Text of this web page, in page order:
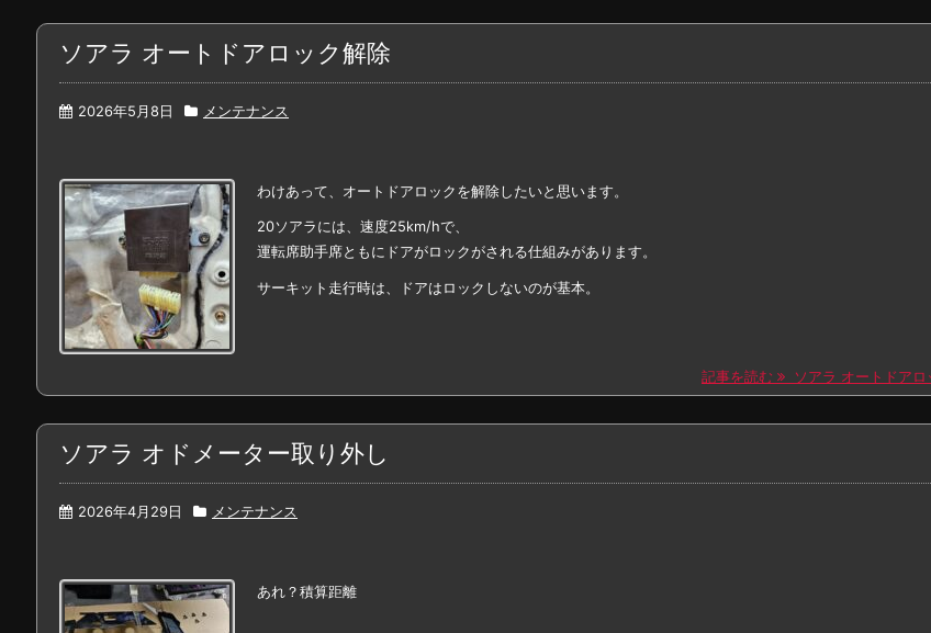
ソアラ オートドアロック解除
2026年5月8日 メンテナンス
わけあって、オートドアロックを解除したいと思います。
20ソアラには、速度25km/hで、
運転席助手席ともにドアがロックがされる仕組みがあります。
サーキット走行時は、ドアはロックしないのが基本。
記事を読む ソアラ オートドアロ
ソアラ オドメーター取り外し
2026年4月29日 メンテナンス
あれ？積算距離